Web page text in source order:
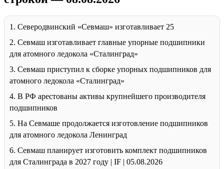
1. Северодвинский «Севмаш» изготавливает 25
2. Севмаш изготавливает главные упорные подшипники
для атомного ледокола «Сталинград»
3. Севмаш приступил к сборке упорных подшипников для
атомного ледокола «Сталинград»
4. В РФ арестованы активы крупнейшего производителя
подшипников
5. На Севмаше продолжается изготовление подшипников
для атомного ледокола Ленинград
6. Севмаш планирует изготовить комплект подшипников
для Сталинграда в 2027 году | IF | 05.08.2026